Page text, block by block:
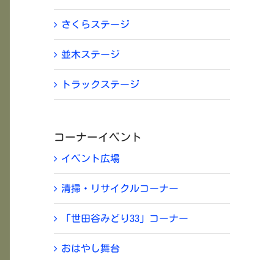
さくらステージ
並木ステージ
トラックステージ
コーナーイベント
イベント広場
清掃・リサイクルコーナー
「世田谷みどり33」コーナー
おはやし舞台